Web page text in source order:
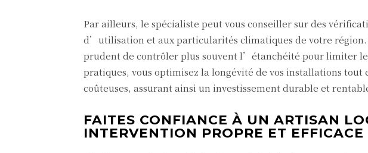
Par ailleurs, le spécialiste peut vous conseiller sur des
d’utilisation et aux particularités climatiques de votre région.
prudent de contrôler plus souvent l’étanchéité pour limiter
pratiques, vous optimisez la longévité de vos installations
coûteuses, assurant ainsi un investissement durable et
FAITES CONFIANCE À UN ARTISAN
INTERVENTION PROPRE ET EFFICACE